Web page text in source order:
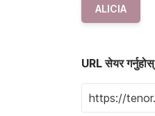
ALICIA
URL सेयर गर्नुहोस्